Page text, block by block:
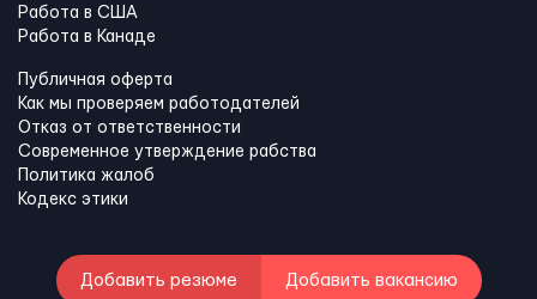
Работа в США
Работа в Канадe
Публичная оферта
Как мы проверяем работодателей
Отказ от ответственности
Современное утверждение рабства
Политика жалоб
Кодекс этики
Добавить резюме Добавить вакансию